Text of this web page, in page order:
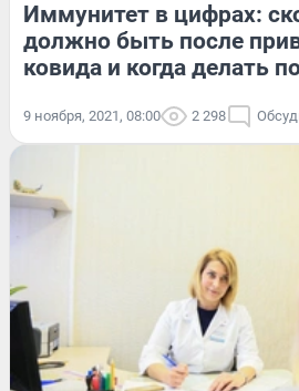
Иммунитет в цифрах:
должно быть после
ковида и когда делать
9 ноября, 2021, 08:00 2 298